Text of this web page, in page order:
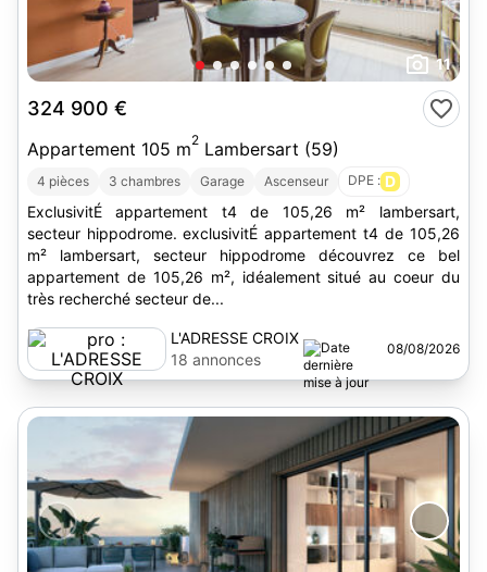
11
324 900 €
Appartement 105 m2 Lambersart (59)
4 pièces 3 chambres Garage Ascenseur DPE : D
ExclusivitÉ appartement t4 de 105,26 m² lambersart,
secteur hippodrome. exclusivitÉ appartement t4 de 105,26
m² lambersart, secteur hippodrome découvrez ce bel
appartement de 105,26 m², idéalement situé au coeur du
très recherché secteur de...
L'ADRESSE CROIX
18 annonces
08/08/2026